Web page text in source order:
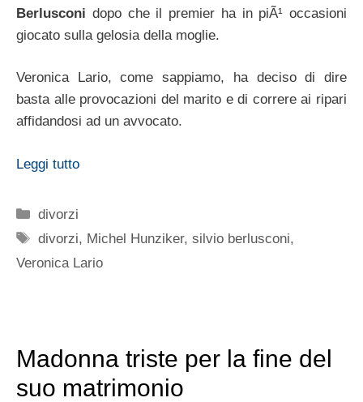
Berlusconi dopo che il premier ha in piÃ¹ occasioni
giocato sulla gelosia della moglie.
Veronica Lario, come sappiamo, ha deciso di dire
basta alle provocazioni del marito e di correre ai ripari
affidandosi ad un avvocato.
Leggi tutto
Categorie
divorzi
Tag
divorzi, Michel Hunziker,silvio berlusconi,
Veronica Lario
Madonna triste per la fine del
suo matrimonio